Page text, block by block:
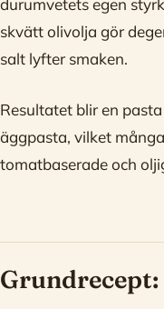
durumvetets egen
skvätt olivolja gör
salt lyfter smaken.
Resultatet blir en
äggpasta, vilket
tomatbaserade och